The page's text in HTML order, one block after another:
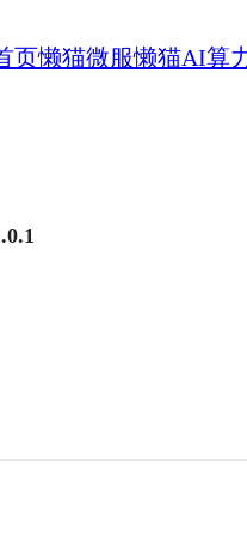
页懒猫微服懒猫AI算